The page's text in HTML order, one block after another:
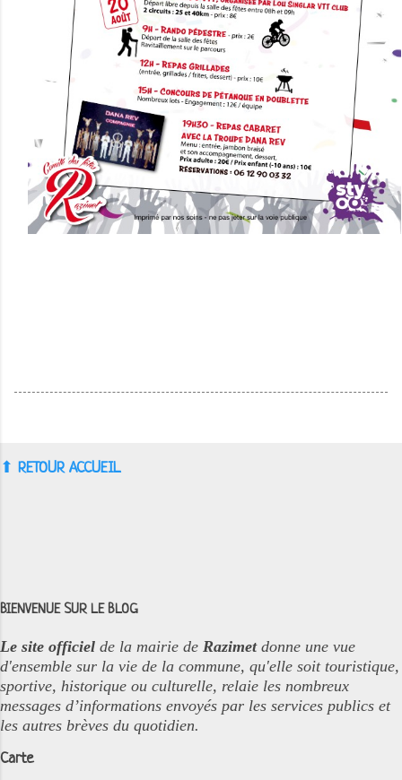
⬆︎ RETOUR ACCUEIL
BIENVENUE SUR LE BLOG
Le site officiel de la mairie de Razimetdonne une vue
d'ensemble sur la vie de la commune, qu'elle soit touristique,
sportive, historique ou culturelle, relaie les nombreux
messages d’informations envoyés par les services publics et
les autres brèves du quotidien.
Carte